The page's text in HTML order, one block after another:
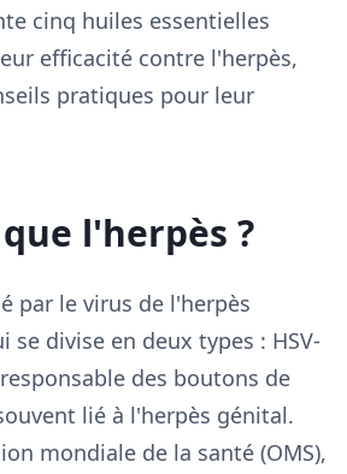
cinq huiles essentielles
efficacité contre l'herpès,
pratiques pour leur
l'herpès ?
par le virus de l'herpès
se divise en deux types : HSV-
des boutons de
lié à l'herpès génital.
mondiale de la santé (OMS),